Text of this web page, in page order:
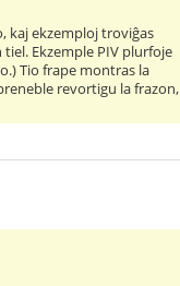
kaj ekzemploj troviĝas
Ekzemple PIV plurfoje
Tio frape montras la
revortigu la frazon,